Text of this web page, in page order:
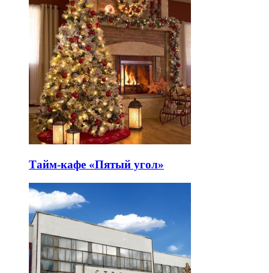
Тайм-кафе «Пятый угол»